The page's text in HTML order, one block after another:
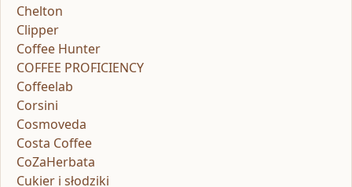
Chelton
Clipper
Coffee Hunter
COFFEE PROFICIENCY
Coffeelab
Corsini
Cosmoveda
Costa Coffee
CoZaHerbata
Cukier i słodziki